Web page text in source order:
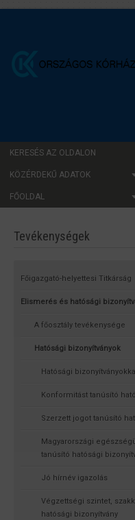
KERESÉS AZ OLDALON
KÖZÉRDEKŰ ADATOK
FŐOLDAL
Tevékenységek
Főigazgató-helyettesi Titkárság
Elismerés és hatósági
A főosztály tevékenysége
Hatósági bizonyítványok
Hatósági
Konformitást tanúsító
Szerzett jogot tanúsító
Magyarországi
tanúsító hatósági
Jó hírnév igazolás
Végzettségi szintet,
hatósági bizonyítvány